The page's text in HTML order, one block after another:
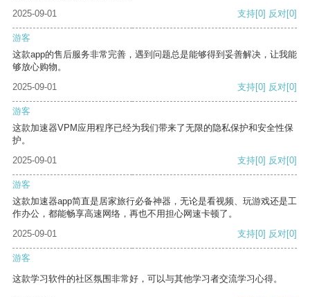
2025-09-01
支持[0] 反对[0]
游客
这款app的售后服务非常完善，遇到问题总是能够得到妥善解决，让我能
够放心购物。
2025-09-01
支持[0] 反对[0]
游客
这款加速器VPM应用程序已经为我们带来了无限的隐私保护和安全性保
护。
2025-09-01
支持[0] 反对[0]
游客
这款加速器app简直是居家旅行必备神器，无论是看视频、玩游戏还是工
作办公，都能畅享高速网络，再也不用担心网速卡顿了。
2025-09-01
支持[0] 反对[0]
游客
这款学习软件的社区氛围非常好，可以与其他学习者交流学习心得。